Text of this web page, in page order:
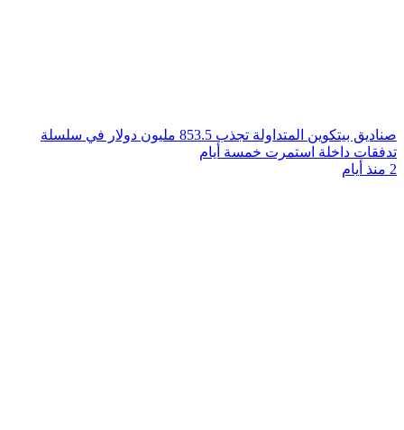
صناديق بيتكوين المتداولة تجذب 853.5 مليون دولار في سلسلة
تدفقات داخلة استمرت خمسة أيام
2 منذ أيام